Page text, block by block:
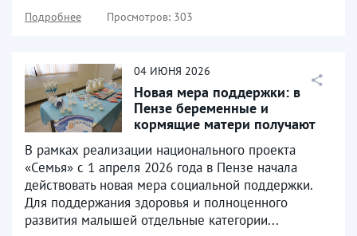
Подробнее Просмотров: 303
04 ИЮНЯ 2026
Новая мера поддержки: в
Пензе беременные и
кормящие матери получают
В рамках реализации национального проекта
«Семья» с 1 апреля 2026 года в Пензе начала
действовать новая мера социальной поддержки.
Для поддержания здоровья и полноценного
развития малышей отдельные категории...